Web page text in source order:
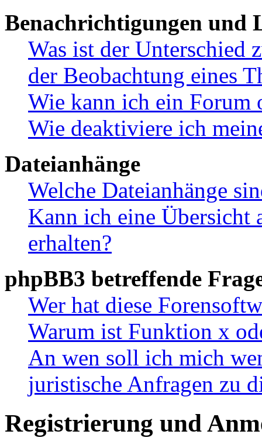
Benachrichtigungen und
Was ist der Unterschied
der Beobachtung eines
Wie kann ich ein Forum
Wie deaktiviere ich
Dateianhänge
Welche Dateianhänge
Kann ich eine Übersicht
erhalten?
phpBB3 betreffende
Wer hat diese
Warum ist Funktion x
An wen soll ich mich
juristische Anfragen zu
Registrierung und